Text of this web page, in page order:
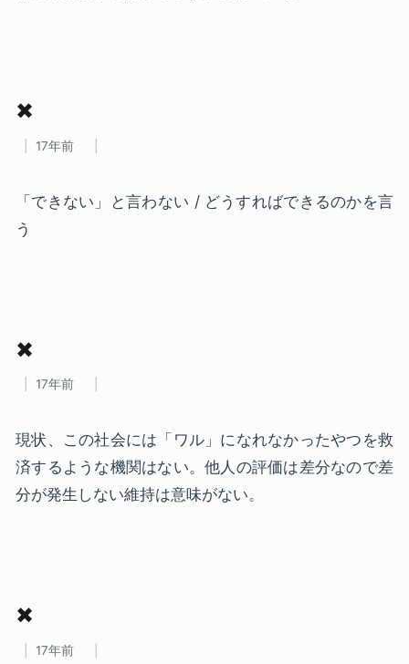
✖
17年前
「できない」と言わない / どうすればできるのかを言
う
✖
17年前
現状、この社会には「ワル」になれなかったやつを救
済するような機関はない。他人の評価は差分なので差
分が発生しない維持は意味がない。
✖
17年前